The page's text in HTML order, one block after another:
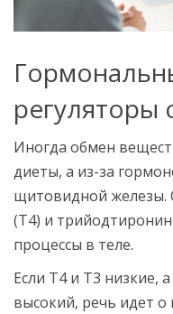
регуляторы
Иногда обмен
диеты, а из-за
щитовидной железы.
(Т4) и
процессы в теле.
Если Т4 и Т3 низкие,
высокий, речь идет